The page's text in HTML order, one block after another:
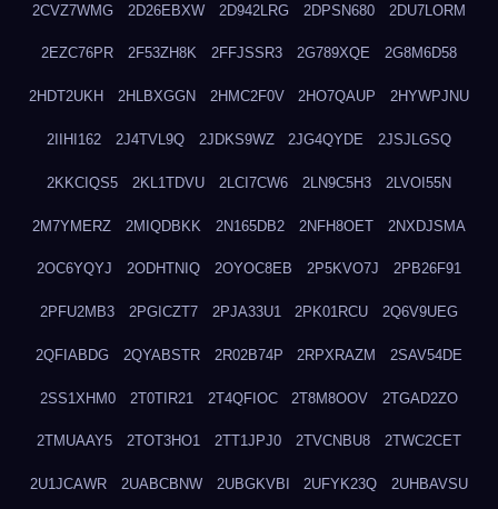
2CVZ7WMG 2D26EBXW 2D942LRG 2DPSN680 2DU7LORM
2EZC76PR 2F53ZH8K 2FFJSSR3 2G789XQE 2G8M6D58
2HDT2UKH 2HLBXGGN 2HMC2F0V 2HO7QAUP 2HYWPJNU
2IIHI162 2J4TVL9Q 2JDKS9WZ 2JG4QYDE 2JSJLGSQ
2KKCIQS5 2KL1TDVU 2LCI7CW6 2LN9C5H3 2LVOI55N
2M7YMERZ 2MIQDBKK 2N165DB2 2NFH8OET 2NXDJSMA
2OC6YQYJ 2ODHTNIQ 2OYOC8EB 2P5KVO7J 2PB26F91
2PFU2MB3 2PGICZT7 2PJA33U1 2PK01RCU 2Q6V9UEG
2QFIABDG 2QYABSTR 2R02B74P 2RPXRAZM 2SAV54DE
2SS1XHM0 2T0TIR21 2T4QFIOC 2T8M8OOV 2TGAD2ZO
2TMUAAY5 2TOT3HO1 2TT1JPJ0 2TVCNBU8 2TWC2CET
2U1JCAWR 2UABCBNW 2UBGKVBI 2UFYK23Q 2UHBAVSU